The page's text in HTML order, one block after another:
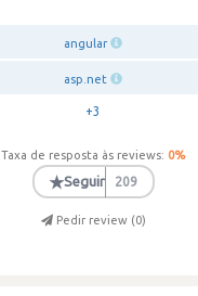
angular
asp.net
+3
Taxa de resposta às reviews: 0%
★Seguir 209
Pedir review (0)